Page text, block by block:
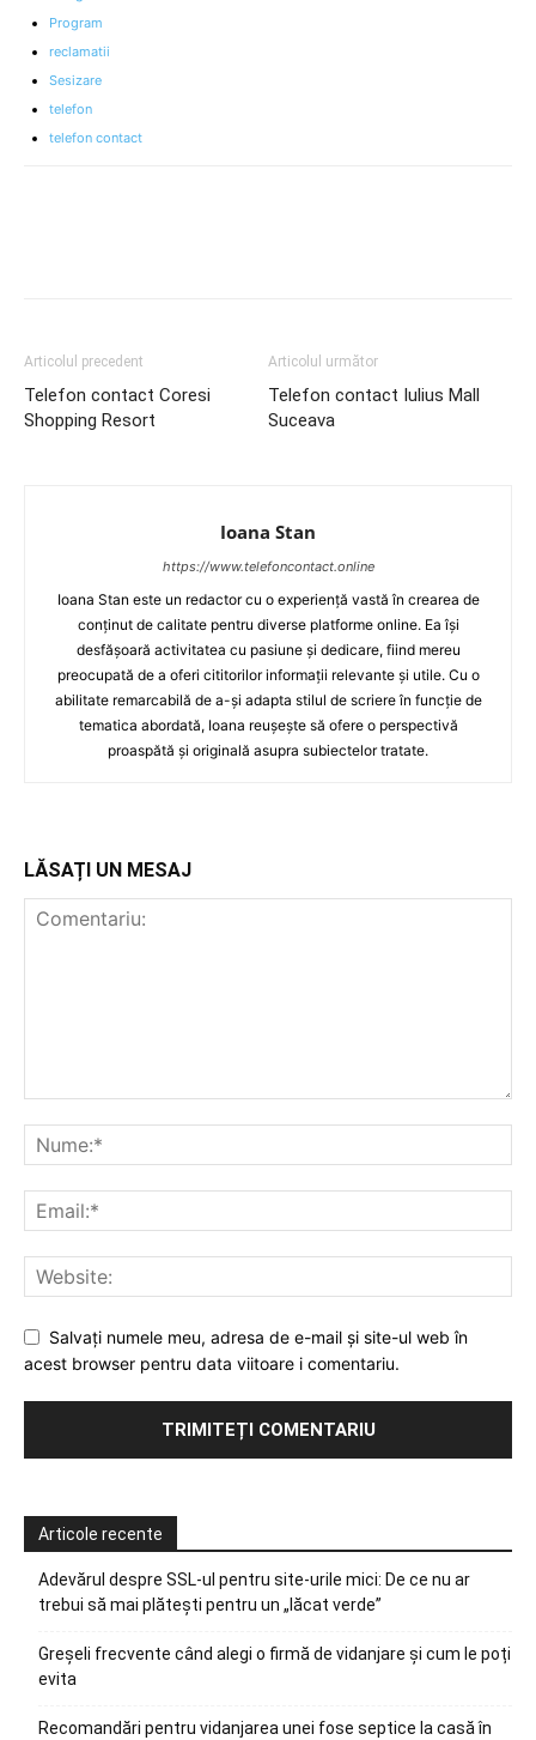
Program
reclamatii
Sesizare
telefon
telefon contact
Articolul precedent
Telefon contact Coresi
Shopping Resort
Articolul următor
Telefon contact Iulius Mall
Suceava
Ioana Stan
https://www.telefoncontact.online
Ioana Stan este un redactor cu o experiență vastă în crearea de
conținut de calitate pentru diverse platforme online. Ea își
desfășoară activitatea cu pasiune și dedicare, fiind mereu
preocupată de a oferi cititorilor informații relevante și utile. Cu o
abilitate remarcabilă de a-și adapta stilul de scriere în funcție de
tematica abordată, Ioana reușește să ofere o perspectivă
proaspătă și originală asupra subiectelor tratate.
LĂSAȚI UN MESAJ
Salvați numele meu, adresa de e-mail și site-ul web în
acest browser pentru data viitoare i comentariu.
Articole recente
Adevărul despre SSL-ul pentru site-urile mici: De ce nu ar
trebui să mai plătești pentru un „lăcat verde”
Greșeli frecvente când alegi o firmă de vidanjare și cum le poți
evita
Recomandări pentru vidanjarea unei fose septice la casă în